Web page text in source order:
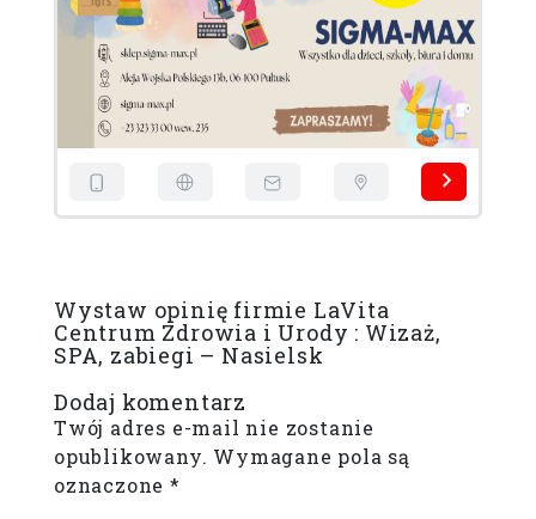
Wystaw opinię firmie LaVita
Centrum Zdrowia i Urody : Wizaż,
SPA, zabiegi – Nasielsk
Dodaj komentarz
Twój adres e-mail nie zostanie
opublikowany. Wymagane pola są
oznaczone*